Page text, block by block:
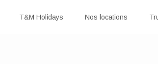
T&M Holidays Nos locations